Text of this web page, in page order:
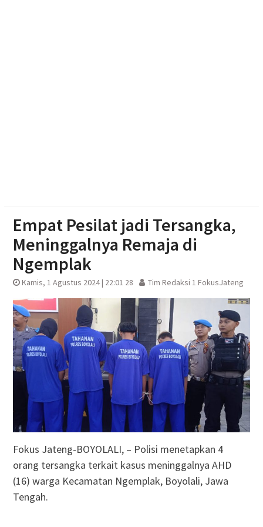
Empat Pesilat jadi Tersangka,
Meninggalnya Remaja di
Ngemplak
Kamis, 1 Agustus 2024 | 22:01 28 Tim Redaksi 1 FokusJateng
Fokus Jateng-BOYOLALI, – Polisi menetapkan 4
orang tersangka terkait kasus meninggalnya AHD
(16) warga Kecamatan Ngemplak, Boyolali, Jawa
Tengah.